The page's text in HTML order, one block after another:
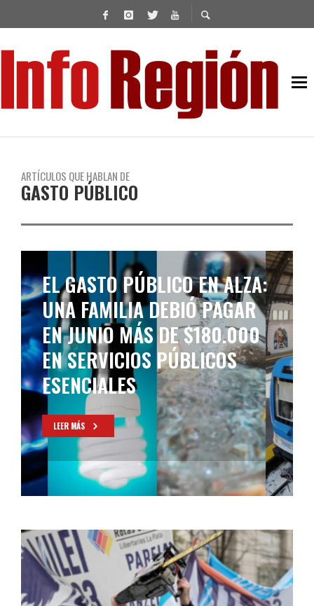
ARTÍCULOS QUE HABLAN DE
GASTO PÚBLICO
EL GASTO PÚBLICO EN ALZA:
UNA FAMILIA DEBIÓ PAGAR
EN JUNIO MÁS DE $180.000
EN SERVICIOS PÚBLICOS
ESENCIALES
LEER MÁS